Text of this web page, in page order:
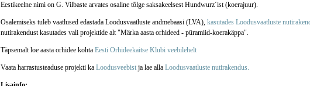
Eestikeelne nimi on G. Vilbaste arvates osaline tõlge saksakeelsest Hundwurz´ist (koerajuur).
Osalemiseks tuleb vaatlused edastada Loodusvaatluste andmebaasi (LVA), kasutades Loodusvaatluste
nutirakendust kasutades vali projektide alt "Märka aasta orhideed - püramiid-koerakäppa".
Täpsemalt loe aasta orhidee kohtaEesti Orhideekaitse Klubi veebilehelt
Vaata harrastusteaduse projekti ka Loodusveebistja lae alla Loodusvaatluste nutirakendus.